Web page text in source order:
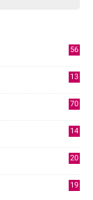
56
13
70
14
20
19